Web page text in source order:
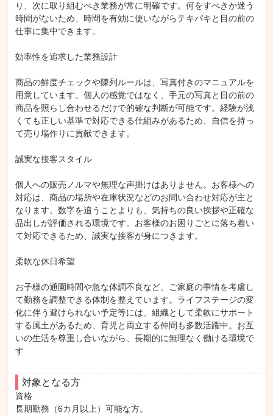
り、次に取り組むべき業務が常に明確です。何をすべきか迷う
時間がないため、時間を有効に使いながらテキパキと目の前の
仕事に集中できます。
効率性を追求した業務設計
商品の鮮度チェックや陳列ルールは、写真付きのマニュアルを
用意しています。個人の感覚ではなく、手元の写真と目の前の
商品を照らし合わせるだけで的確な判断が可能です。経験が浅
くても正しい基準で対応できる仕組みがあるため、自信を持っ
て売り場作りに貢献できます。
誠実な接客スタイル
個人への販売ノルマや無理な声掛けはありません。お客様への
対応は、商品の場所や在庫状況などのお問い合わせ対応が主と
なります。数字を追うことよりも、気持ちの良い挨拶や正確な
品出しが評価される環境です。お客様のお困りごとに落ち着い
て対応できるため、誠実な接客が身につきます。
柔軟な休日希望
お子様の通園時間や急な体調不良など、ご家庭の事情を考慮し
て勤務を調整できる体制を整えています。ライフステージの変
化に伴う避けられない予定等には、組織として柔軟にサポート
する風土があるため、育児と両立する仲間も多数活躍中。お互
いの生活を尊重し合いながら、長期的に無理なく働ける環境で
す
対象となる方
資格
長期勤務（6カ月以上）可能な方。